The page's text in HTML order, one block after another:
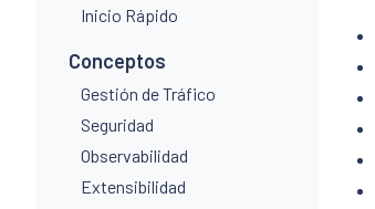
Inicio Rápido
Conceptos
Gestión de Tráfico
Seguridad
Observabilidad
Extensibilidad